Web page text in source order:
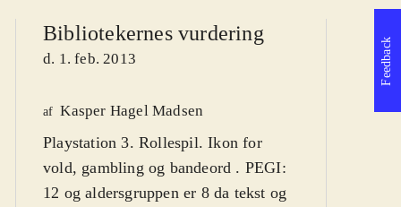
Bibliotekernes vurdering
d. 1. feb. 2013
af Kasper Hagel Madsen
Playstation 3. Rollespil. Ikon for
vold, gambling og bandeord . PEGI:
12 og aldersgruppen er 8 da tekst og
Feedback